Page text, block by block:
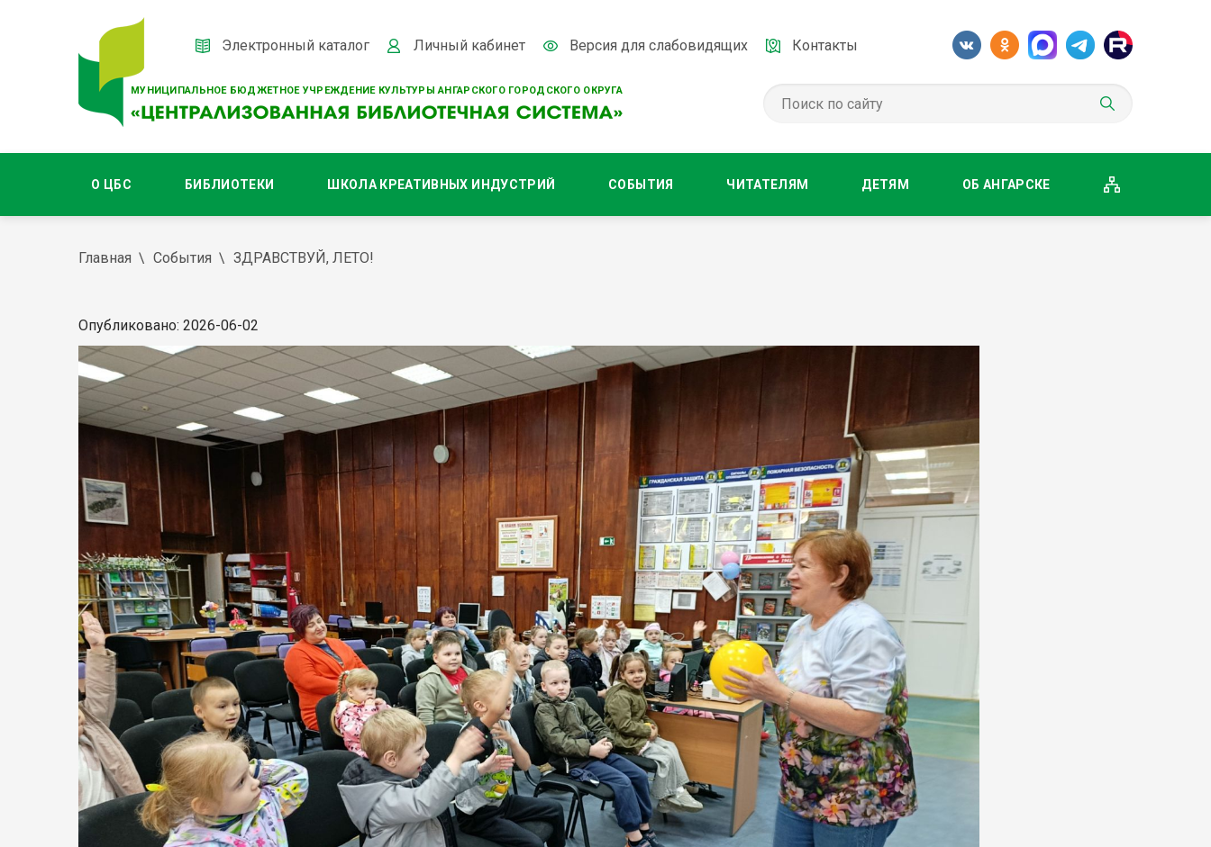
МУНИЦИПАЛЬНОЕ БЮДЖЕТНОЕ УЧРЕЖДЕНИЕ КУЛЬТУРЫ АНГАРСКОГО ГОРОДСКОГО ОКРУГА
Электронный каталог Личный кабинет Версия для слабовидящих Контакты
О ЦБС БИБЛИОТЕКИ ШКОЛА КРЕАТИВНЫХ ИНДУСТРИЙ СОБЫТИЯ ЧИТАТЕЛЯМ ДЕТЯМ ОБ АНГАРСКЕ
Главная События ЗДРАВСТВУЙ, ЛЕТО!
Опубликовано: 2026-06-02